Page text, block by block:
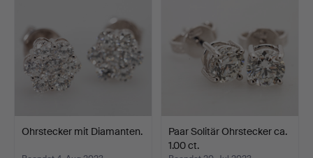
Ohrstecker mit Diamanten.
Paar Solitär Ohrstecker ca.
1.00 ct.